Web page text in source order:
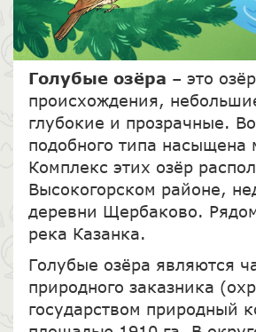
Голубые озёра – это
происхождения,
глубокие и прозрачные.
подобного типа насыщена
Комплекс этих озёр
Высокогорском районе,
деревни Щербаково.
река Казанка.
Голубые озёра являются
природного заказника
государством природный